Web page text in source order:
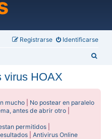
Identificarse
Registrarse
virus HOAX
mucho
No postear en paralelo
antes de abrir otro
permitidos
|Antivirus Online